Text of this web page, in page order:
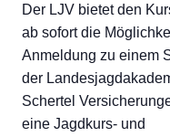
Der LJV bietet den
ab sofort die
Anmeldung zu einem
der
Schertel
eine Jagdkurs- und